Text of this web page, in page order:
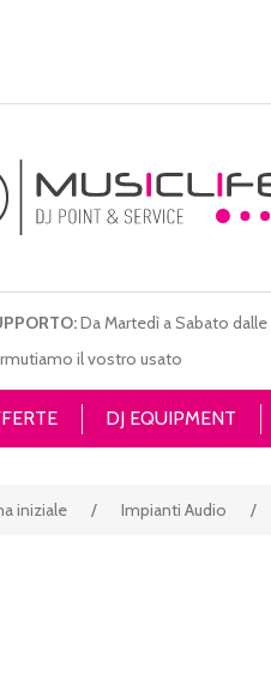
Da Martedì a Sabato
il vostro usato
DJ EQUIPMENT
iniziale / Impianti Audio /